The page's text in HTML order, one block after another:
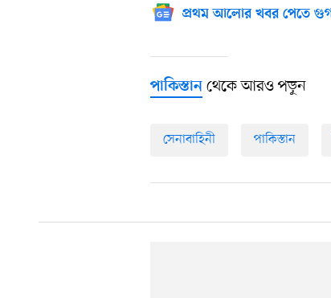
প্রথম আলোর খবর পেতে
পাকিস্তান থেকে আরও পড়ুন
সেনাবাহিনী পাকিস্তান